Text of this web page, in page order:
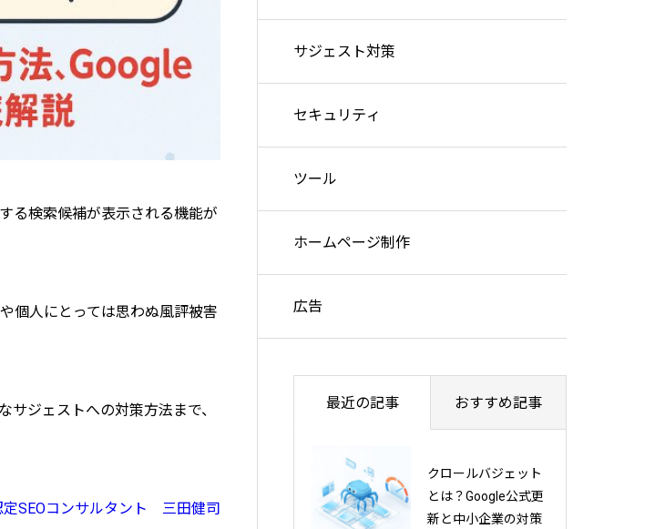
る検索候補が表示される機能が
個人にとっては思わぬ風評被害
ジェストへの対策方法まで、
定SEOコンサルタント 三田健司
サジェスト対策
セキュリティ
ツール
ホームページ制作
広告
最近の記事 おすすめ記事
クロールバジェット
とは？Google公式更
新と中小企業の対策
AEO対策とは？応答
エンジン最適化の基
本から実践方法まで